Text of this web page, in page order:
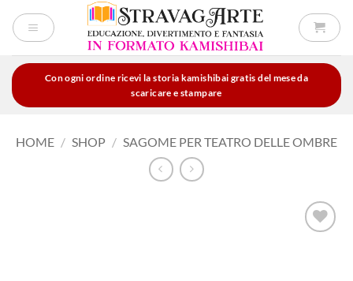
Con ogni ordine ricevi la storia kamishibai gratis del mese da
scaricare e stampare
HOME / SHOP / SAGOME PER TEATRO DELLE OMBRE